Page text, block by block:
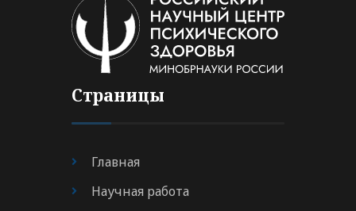
Страницы
Главная
Научная работа